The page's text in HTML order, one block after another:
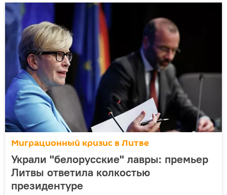
Миграционный кризис в Литве
Украли "белорусские" лавры: премьер
Литвы ответила колкостью
президентуре